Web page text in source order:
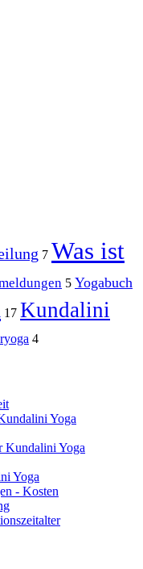
7 Was ist
5 Yogabuch
17 Kundalini
4
Yoga
Kundalini Yoga
Yoga
- Kosten